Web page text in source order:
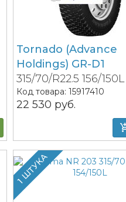
Tornado (Advance
Holdings) GR-D1
315/70/R22.5 156/150L
Код товара: 15917410
22 530 руб.
1 ШТУКА